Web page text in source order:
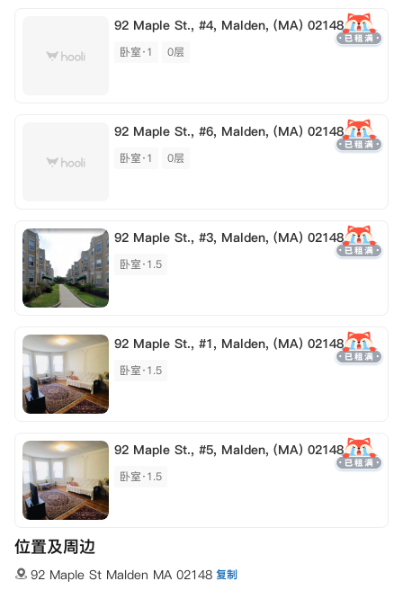
92 Maple St., #4, Malden, (MA) 02148
卧室·1 0层
92 Maple St., #6, Malden, (MA) 02148
卧室·1 0层
92 Maple St., #3, Malden, (MA) 02148
卧室·1.5
92 Maple St., #1, Malden, (MA) 02148
卧室·1.5
92 Maple St., #5, Malden, (MA) 02148
卧室·1.5
位置及周边
92 Maple St Malden MA 02148 复制